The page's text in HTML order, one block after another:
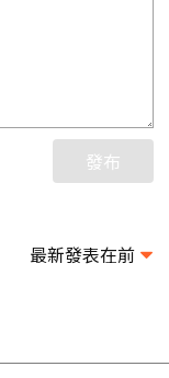
發布
最新發表在前